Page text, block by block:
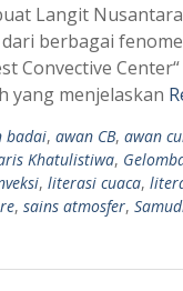
Langit
berbagai
Convective
yang menjelaskan
badai, awan CB, awan
Khatulistiwa,
, literasi cuaca,
, sains atmosfer,